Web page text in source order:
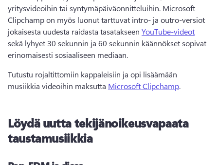
yritysvideoihin tai syntymäpäiväonnitteluihin. Microsoft
Clipchamp on myös luonut tarttuvat intro- ja outro-versiot
jokaisesta uudesta raidasta tasatakseen YouTube-videot
sekä lyhyet 30 sekunnin ja 60 sekunnin käännökset sopivat
erinomaisesti sosiaaliseen mediaan.
Tutustu rojaltittomiin kappaleisiin ja opi lisäämään
musiikkia videoihin maksutta Microsoft Clipchamp.
Löydä uutta tekijänoikeusvapaata
taustamusiikkia